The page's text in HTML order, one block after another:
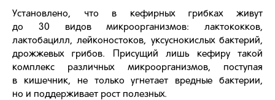
Установлено, что в кефирных грибках живут
до 30 видов микроорганизмов: лактококков,
лактобацилл, лейконостоков, уксуснокислых бактерий,
дрожжевых грибов. Присущий лишь кефиру такой
комплекс различных микроорганизмов, поступая
в кишечник, не только угнетает вредные бактерии,
но и поддерживает рост полезных.